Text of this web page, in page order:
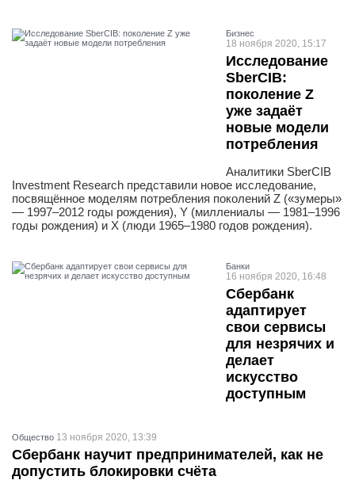
Бизнес
18 ноября 2020, 15:17
Исследование
SberCIB:
поколение Z
уже задаёт
новые модели
потребления
Аналитики SberCIB
Investment Research представили новое исследование,
посвящённое моделям потребления поколений Z («зумеры»
— 1997–2012 годы рождения), Y (миллениалы — 1981–1996
годы рождения) и X (люди 1965–1980 годов рождения).
Банки
16 ноября 2020, 16:48
Сбербанк
адаптирует
свои сервисы
для незрячих и
делает
искусство
доступным
Общество 13 ноября 2020, 13:39
Сбербанк научит предпринимателей, как не
допустить блокировки счёта